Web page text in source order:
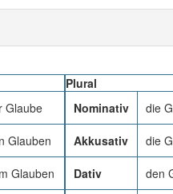
Glaube
Glauben
Glauben
Plural
Nominativ
die
Akkusativ die
Dativ den